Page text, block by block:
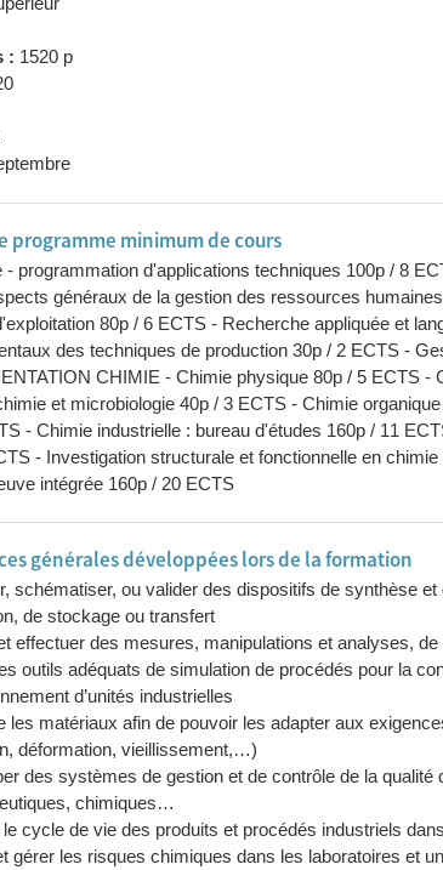
: 1520 p
programme minimum de cours
- programmation d'applications techniques 100p / 8
généraux de la gestion des ressources
80p / 6 ECTS - Recherche appliquée et
des techniques de production 30p / 2 ECTS -
CHIMIE - Chimie physique 80p / 5 ECTS -
et microbiologie 40p / 3 ECTS - Chimie
- Chimie industrielle : bureau d'études 160p / 11
- Investigation structurale et fonctionnelle en
intégrée 160p / 20 ECTS
générales développées lors de la formation
schématiser, ou valider des dispositifs de synthèse
de stockage ou transfert
effectuer des mesures, manipulations et analyses,
outils adéquats de simulation de procédés pour la
d’unités industrielles
les matériaux afin de pouvoir les adapter aux
déformation, vieillissement,…)
des systèmes de gestion et de contrôle de la qualité
chimiques…
cycle de vie des produits et procédés industriels
gérer les risques chimiques dans les laboratoires et